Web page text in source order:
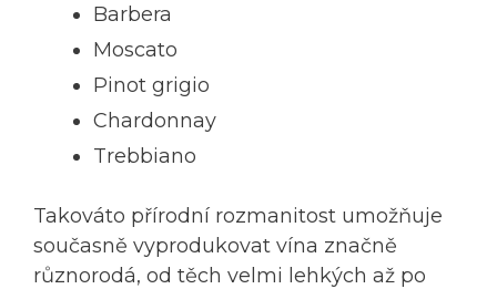
Barbera
Moscato
Pinot grigio
Chardonnay
Trebbiano
Takováto přírodní rozmanitost umožňuje
současně vyprodukovat vína značně
různorodá, od těch velmi lehkých až po